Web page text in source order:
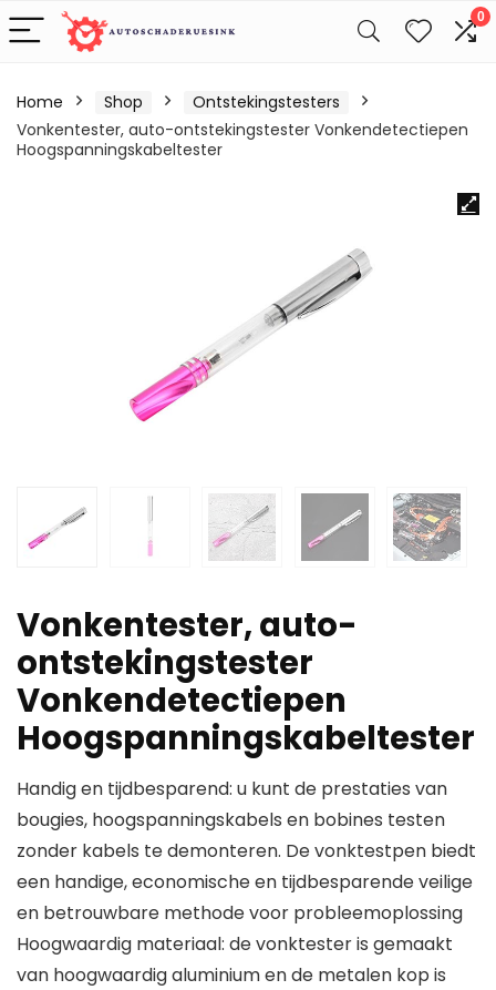
0
Home Shop
Ontstekingstesters
Vonkentester, auto-ontstekingstester Vonkendetectiepen
Hoogspanningskabeltester
Vonkentester, auto-
ontstekingstester
Vonkendetectiepen
Hoogspanningskabeltester
Handig en tijdbesparend: u kunt de prestaties van
bougies, hoogspanningskabels en bobines testen
zonder kabels te demonteren. De vonktestpen biedt
een handige, economische en tijdbesparende veilige
en betrouwbare methode voor probleemoplossing
Hoogwaardig materiaal: de vonktester is gemaakt
van hoogwaardig aluminium en de metalen kop is